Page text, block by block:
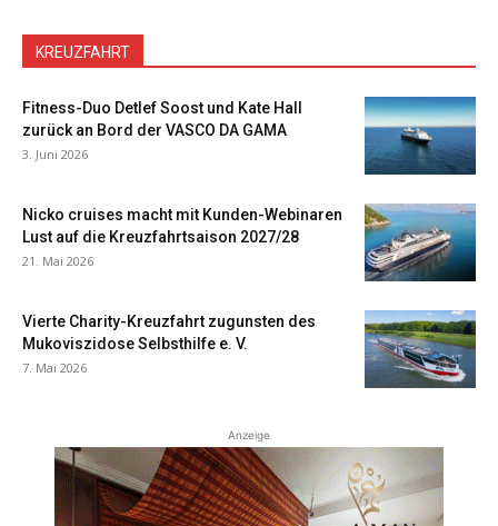
KREUZFAHRT
Fitness-Duo Detlef Soost und Kate Hall
zurück an Bord der VASCO DA GAMA
3. Juni 2026
Nicko cruises macht mit Kunden-Webinaren
Lust auf die Kreuzfahrtsaison 2027/28
21. Mai 2026
Vierte Charity-Kreuzfahrt zugunsten des
Mukoviszidose Selbsthilfe e. V.
7. Mai 2026
Anzeige